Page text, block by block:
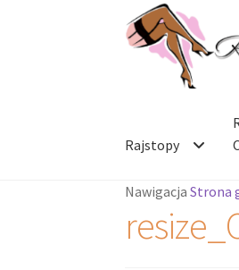
Przejdź
do
nawigacji
Przejdź
do
treści
Rajstopy
NawigacjaStrona